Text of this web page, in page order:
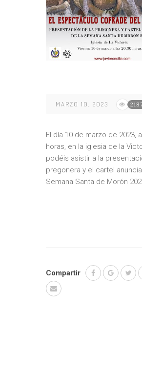
MARZO 10, 2023
El día 10 de marzo de 2023,
horas, en la iglesia de la
podéis asistir a la
pregonera y el cartel
Semana Santa de Morón
Compartir